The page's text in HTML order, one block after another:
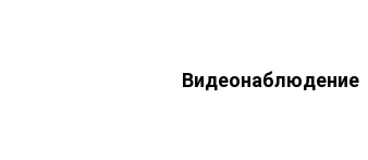
Видеонаблюдение